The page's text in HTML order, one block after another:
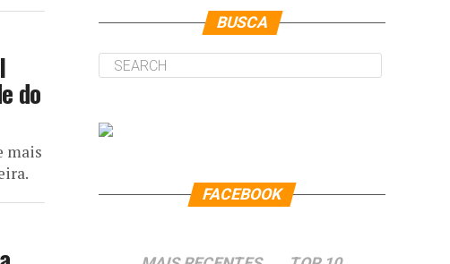
do
mais
BUSCA
FACEBOOK